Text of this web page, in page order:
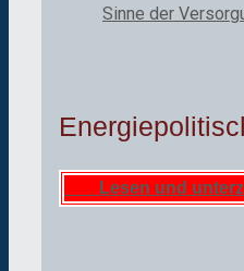
Sinne der
Lesen und